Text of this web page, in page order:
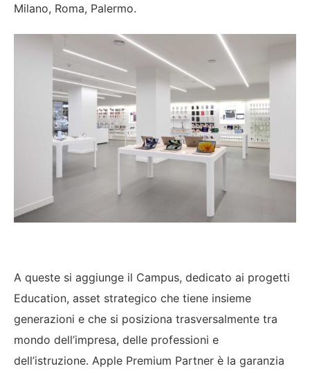
Milano, Roma, Palermo.
A queste si aggiunge il Campus, dedicato ai progetti
Education, asset strategico che tiene insieme
generazioni e che si posiziona trasversalmente tra
mondo dell’impresa, delle professioni e
dell’istruzione. Apple Premium Partner è la garanzia